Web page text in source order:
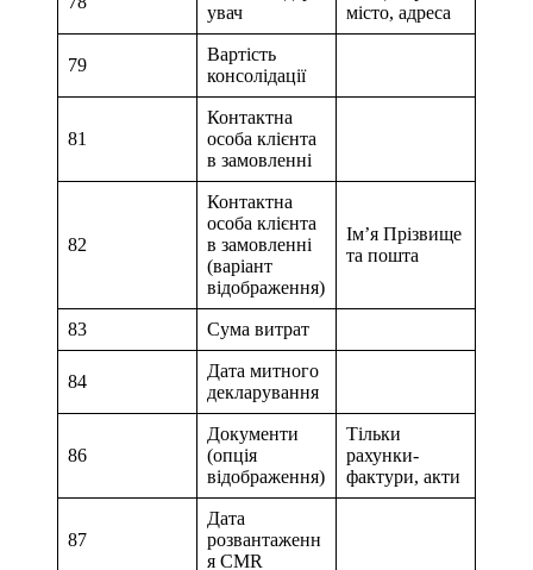
увач
місто, адреса
79
Вартість
консолідації
81
Контактна
особа клієнта
в замовленні
82
Контактна
особа клієнта
в замовленні
(варіант
відображення)
Ім’я Прізвище
та пошта
83 Сума витрат
84
Дата митного
декларування
86
Документи
(опція
відображення)
Тільки
рахунки-
фактури, акти
87
Дата
розвантаженн
я CMR